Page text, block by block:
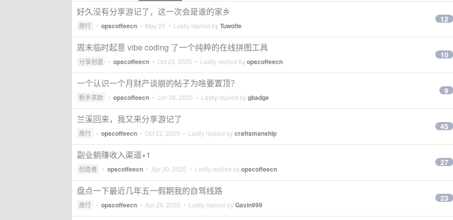
好久没有分享游记了，这一次会是谁的家乡
旅行 • opscoffeecn • May 25 • Lastly replied byTuwofie
12
周末临时起意 vibe coding 了一个纯粹的在线拼图工具
分享创造 • opscoffeecn • Oct 23, 2025 • Lastly replied byopscoffeecn
10
一个认识一个月财产谈崩的帖子为啥要置顶？
新手求助 • opscoffeecn • Jun 25, 2025 • Lastly replied bygbadge
9
兰溪回来，我又来分享游记了
旅行 • opscoffeecn • Oct 22, 2025 • Lastly replied bycraftsmanship
45
副业躺赚收入渠道+1
创造者 • opscoffeecn • Apr 30, 2025 • Lastly replied byopscoffeecn
27
盘点一下最近几年五一假期我的自驾线路
旅行 • opscoffeecn • Apr 29, 2025 • Lastly replied byGavin999
23